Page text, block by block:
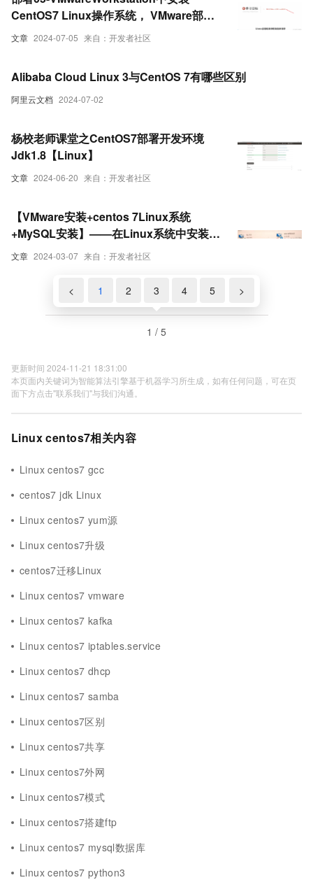
文章 2024-07-05 来自：开发者社区
CentOS7 Linux操作系统， VMware部署
CentOS系统第一步，下载Linux系统，/不
阿里云文档 2024-07-02
Alibaba Cloud Linux 3与CentOS 7有哪些区别
文章 2024-06-20 来自：开发者社区
杨校老师课堂之CentOS7部署开发环境
Jdk1.8【Linux】
文章 2024-03-07 来自：开发者社区
【VMware安装+centos 7Linux系统
+MySQL安装】——在Linux系统中安装
MySQL步骤，以及遇见的各种问题（如：
< 1 2 3 4 5 >
1 / 5
更新时间 2024-11-21 18:31:00
本页面内关键词为智能算法引擎基于机器学习所生成，如有任何问题，可在页
面下方点击"联系我们"与我们沟通。
Linux centos7相关内容
Linux centos7 gcc
centos7 jdk Linux
Linux centos7 yum源
Linux centos7升级
centos7迁移Linux
Linux centos7 vmware
Linux centos7 kafka
Linux centos7 iptables.service
Linux centos7 dhcp
Linux centos7 samba
Linux centos7区别
Linux centos7共享
Linux centos7外网
Linux centos7模式
Linux centos7搭建ftp
Linux centos7 mysql数据库
Linux centos7 python3